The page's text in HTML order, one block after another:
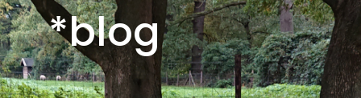
*blog